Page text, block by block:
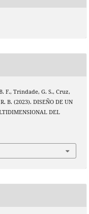
F., Trindade, G. S., Cruz,
B. (2023). DISEÑO DE UN
DEL